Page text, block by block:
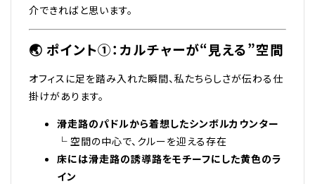
介できればと思います。
🌏 ポイント①：カルチャーが“見える”空間
オフィスに足を踏み入れた瞬間、私たちらしさが伝わる仕
掛けがあります。
滑走路のパドルから着想したシンボルカウンター
└ 空間の中心で、クルーを迎える存在
床には滑走路の誘導路をモチーフにした黄色のラ
イン